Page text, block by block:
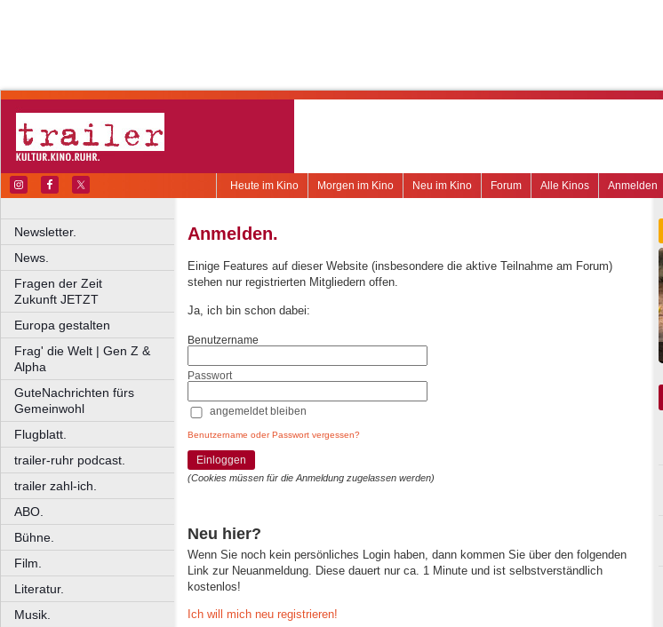
Anmelden
Alle Kinos
Forum
Neu im Kino
Morgen im Kino
Heute im Kino
Newsletter.
News.
Fragen der Zeit
Zukunft JETZT
Europa gestalten
Frag' die Welt | Gen Z &
Alpha
GuteNachrichten fürs
Gemeinwohl
Flugblatt.
trailer-ruhr podcast.
trailer zahl-ich.
ABO.
Bühne.
Film.
Literatur.
Musik.
Anmelden.
Einige Features auf dieser Website (insbesondere die aktive Teilnahme am Forum)
stehen nur registrierten Mitgliedern offen.
Ja, ich bin schon dabei:
Benutzername
Passwort
angemeldet bleiben
Benutzername oder Passwort vergessen?
Einloggen
(Cookies müssen für die Anmeldung zugelassen werden)
Neu hier?
Wenn Sie noch kein persönliches Login haben, dann kommen Sie über den folgenden
Link zur Neuanmeldung. Diese dauert nur ca. 1 Minute und ist selbstverständlich
kostenlos!
Ich will mich neu registrieren!